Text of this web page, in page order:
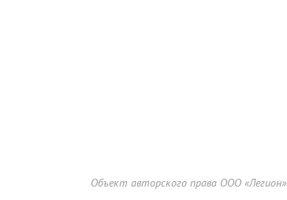
Объект авторского права ООО «Легион»